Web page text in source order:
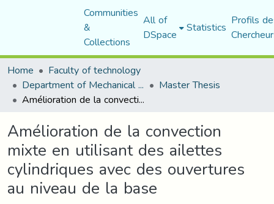
Communities
&
Collections
All of
DSpace Statistics Profils
Home
Faculty of technology
Department of Mechanical Engineering Master Thesis
Amélioration de la convection mixte en utilisant des ailettes cylindriques avec des ouvertures au niveau de la base
Amélioration de la convection
mixte en utilisant des ailettes
cylindriques avec des ouvertures
au niveau de la base